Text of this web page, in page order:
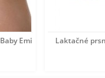
Emily modráLaktačné